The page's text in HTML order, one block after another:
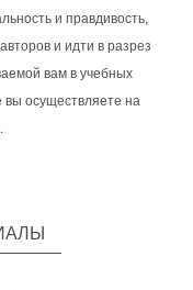
и правдивость,
и идти в разрез
вам в учебных
вы осуществляете на